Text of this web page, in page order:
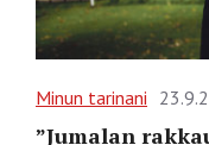
Minun tarinani
”Jumalan